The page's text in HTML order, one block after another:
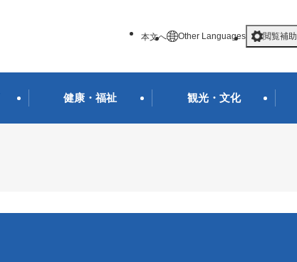
本文へ Other Languages 閲覧補助
健康・福祉 観光・文化